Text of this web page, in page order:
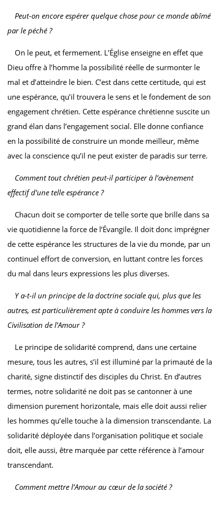
Peut-on encore espérer quelque chose pour ce monde abîmé
par le péché ?
On le peut, et fermement. L’Église enseigne en effet que
Dieu offre à l’homme la possibilité réelle de surmonter le
mal et d’atteindre le bien. C’est dans cette certitude, qui est
une espérance, qu’il trouvera le sens et le fondement de son
engagement chrétien. Cette espérance chrétienne suscite un
grand élan dans l’engagement social. Elle donne confiance
en la possibilité de construire un monde meilleur, même
avec la conscience qu’il ne peut exister de paradis sur terre.
Comment tout chrétien peut-il participer à l’avènement
effectif d’une telle espérance ?
Chacun doit se comporter de telle sorte que brille dans sa
vie quotidienne la force de l’Évangile. Il doit donc imprégner
de cette espérance les structures de la vie du monde, par un
continuel effort de conversion, en luttant contre les forces
du mal dans leurs expressions les plus diverses.
Y a-t-il un principe de la doctrine sociale qui, plus que les
autres, est particulièrement apte à conduire les hommes vers la
Civilisation de l’Amour ?
Le principe de solidarité comprend, dans une certaine
mesure, tous les autres, s’il est illuminé par la primauté de la
charité, signe distinctif des disciples du Christ. En d’autres
termes, notre solidarité ne doit pas se cantonner à une
dimension purement horizontale, mais elle doit aussi relier
les hommes qu’elle touche à la dimension transcendante. La
solidarité déployée dans l’organisation politique et sociale
doit, elle aussi, être marquée par cette référence à l’amour
transcendant.
Comment mettre l’Amour au cœur de la société ?